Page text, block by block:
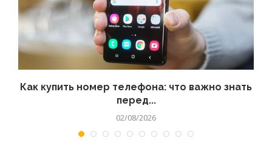
Как купить номер телефона: что важно знать
перед...
02/08/2026